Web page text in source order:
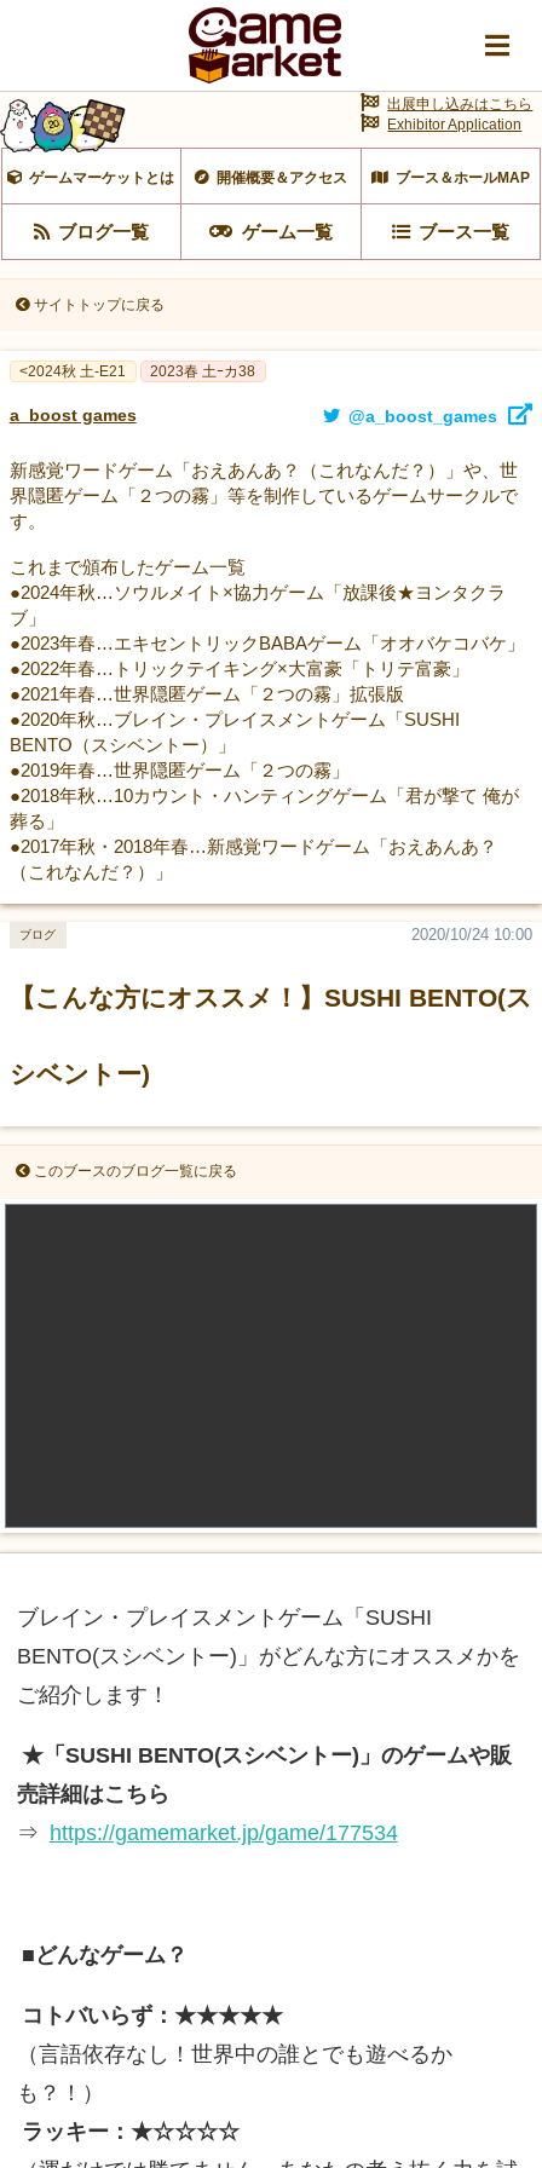
ゲームマーケットとは 開催概要＆アクセス ブース＆ホールMAP
ブログ一覧 ゲーム一覧 ブース一覧
出展申し込みはこちら
Exhibitor Application
サイトトップに戻る
<2024秋 土-E21 2023春 土ｰカ38
a_boost games @a_boost_games
新感覚ワードゲーム「おえあんあ？（これなんだ？）」や、世
界隠匿ゲーム「２つの霧」等を制作しているゲームサークルで
す。
これまで頒布したゲーム一覧
●2024年秋…ソウルメイト×協力ゲーム「放課後★ヨンタクラ
ブ」
●2023年春…エキセントリックBABAゲーム「オオバケコバケ」
●2022年春…トリックテイキング×大富豪「トリテ富豪」
●2021年春…世界隠匿ゲーム「２つの霧」拡張版
●2020年秋…ブレイン・プレイスメントゲーム「SUSHI
BENTO（スシベントー）」
●2019年春…世界隠匿ゲーム「２つの霧」
●2018年秋…10カウント・ハンティングゲーム「君が撃て 俺が
葬る」
●2017年秋・2018年春…新感覚ワードゲーム「おえあんあ？
（これなんだ？）」
【こんな方にオススメ！】SUSHI BENTO(ス
シベントー)
2020/10/24 10:00
ブログ
このブースのブログ一覧に戻る
ブレイン・プレイスメントゲーム「SUSHI
BENTO(スシベントー)」がどんな方にオススメかを
ご紹介します！
★「SUSHI BENTO(スシベントー)」のゲームや販
売詳細はこちら
⇒ https://gamemarket.jp/game/177534
■どんなゲーム？
コトバいらず：★★★★★
（言語依存なし！世界中の誰とでも遊べるか
も？！）
ラッキー：★☆☆☆☆